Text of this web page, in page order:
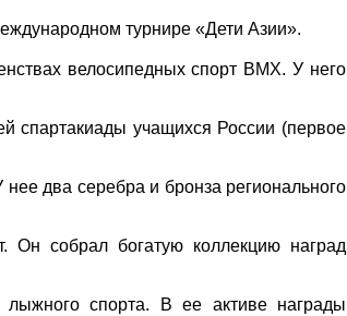
турнире «Дети Азии».
велосипедных спорт ВМХ. У него
спартакиады учащихся России (первое
два серебра и бронза регионального
Он собрал богатую коллекцию наград
спорта. В ее активе награды